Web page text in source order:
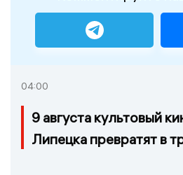
04:00
9 августа культовый
Липецка превратят в